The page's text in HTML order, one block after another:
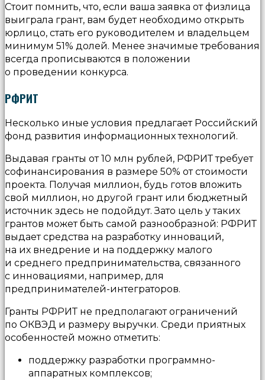
Стоит помнить, что, если ваша заявка от физлица
выиграла грант, вам будет необходимо открыть
юрлицо, стать его руководителем и владельцем
минимум 51% долей. Менее значимые требования
всегда прописываются в положении
о проведении конкурса.
РФРИТ
Несколько иные условия предлагает Российский
фонд развития информационных технологий.
Выдавая гранты от 10 млн рублей, РФРИТ требует
софинансирования в размере 50% от стоимости
проекта. Получая миллион, будь готов вложить
свой миллион, но другой грант или бюджетный
источник здесь не подойдут. Зато цель у таких
грантов может быть самой разнообразной: РФРИТ
выдает средства на разработку инноваций,
на их внедрение и на поддержку малого
и среднего предпринимательства, связанного
с инновациями, например, для
предпринимателей-интеграторов.
Гранты РФРИТ не предполагают ограничений
по ОКВЭД и размеру выручки. Среди приятных
особенностей можно отметить:
поддержку разработки программно-
аппаратных комплексов;